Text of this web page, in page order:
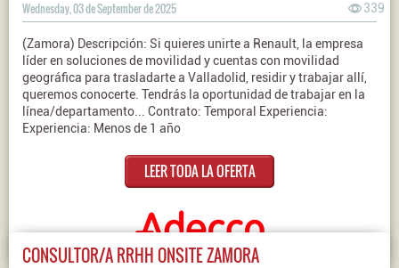
Wednesday, 03 de September de 2025 339
(Zamora) Descripción: Si quieres unirte a Renault, la empresa
líder en soluciones de movilidad y cuentas con movilidad
geográfica para trasladarte a Valladolid, residir y trabajar allí,
queremos conocerte. Tendrás la oportunidad de trabajar en la
línea/departamento... Contrato: Temporal Experiencia:
Experiencia: Menos de 1 año
LEER TODA LA OFERTA
CONSULTOR/A RRHH ONSITE ZAMORA